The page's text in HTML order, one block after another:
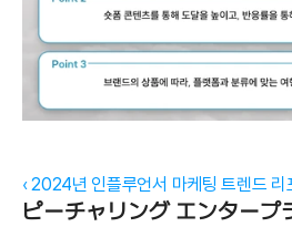
‹ 2024년 인플루언서 마케팅 트렌드 리
ピーチャリング エンタープ